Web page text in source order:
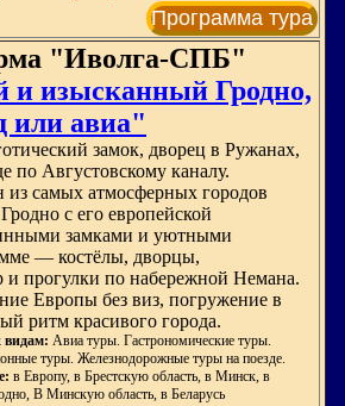
Программа тура
"Иволга-СПБ"
и изысканный Гродно,
или авиа"
замок, дворец в Ружанах,
по Августовскому каналу.
из самых атмосферных городов
с его европейской
замками и уютными
— костёлы, дворцы,
и прогулки по набережной Немана.
Европы без виз, погружение в
ритм красивого города.
видам: Авиа туры. Гастрономические туры.
туры. Железнодорожные туры на поезде.
в Европу, в Брестскую область, в Минск, в
В Минскую область, в Беларусь